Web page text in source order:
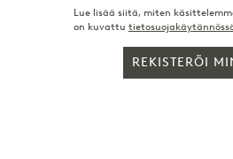
Lue lisää siitä, miten
on kuvattu
REKISTERÖI